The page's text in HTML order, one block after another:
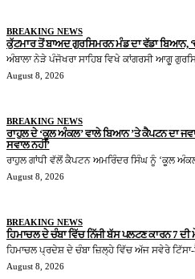
BREAKING NEWS
ਕੁੱਟਮਾਰ ਤੋਂ ਬਾਅਦ ਗੁਰਸਿਮਰਨ ਮੰਡ ਦਾ ਵੱਡਾ ਬਿਆਨ,
ਅੰਬਾਲਾ ਨੇੜੇ ਪੰਜੋਖਰਾ ਸਾਹਿਬ ਵਿਖੇ ਕਾਂਗਰਸੀ ਆਗੂ
August 8, 2026
BREAKING NEWS
ਰਾਹੁਲ ਦੇ ‘ਕੂਲ ਅੰਕਲ’ ਵਾਲੇ ਬਿਆਨ ’ਤੇ ਕੈਪਟਨ ਦਾ
ਸਵਾਲ ਨਹੀਂ’
ਰਾਹੁਲ ਗਾਂਧੀ ਵੱਲੋਂ ਕੈਪਟਨ ਅਮਰਿੰਦਰ ਸਿੰਘ ਨੂੰ ‘ਕੂਲ
August 8, 2026
BREAKING NEWS
ਹਿਮਾਚਲ ਦੇ ਚੰਬਾ ਵਿੱਚ ਨਿੱਜੀ ਬੱਸ ਪਲਟਣ ਕਾਰਨ 7 ਦੀ
ਹਿਮਾਚਲ ਪ੍ਰਦੇਸ਼ ਦੇ ਚੰਬਾ ਜ਼ਿਲ੍ਹੇ ਵਿੱਚ ਅੱਜ ਸਵੇਰੇ
August 8, 2026